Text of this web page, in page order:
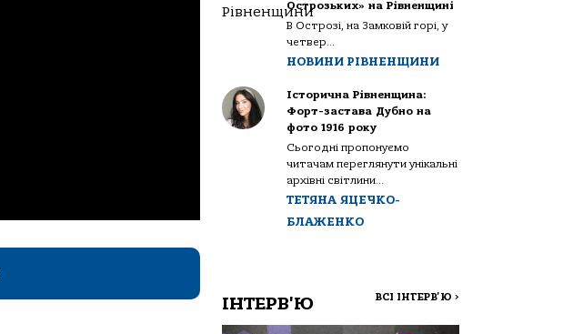
Острозьких» на Рівненщині
В Острозі, на Замковій горі, у
четвер...
НОВИНИ РІВНЕНЩИНИ
Історична Рівненщина:
Форт-застава Дубно на
фото 1916 року
Сьогодні пропонуємо
читачам переглянути унікальні
архівні світлини...
ТЕТЯНА ЯЦЕЧКО-
БЛАЖЕНКО
ІНТЕРВ'Ю ВСІ ІНТЕРВ'Ю >